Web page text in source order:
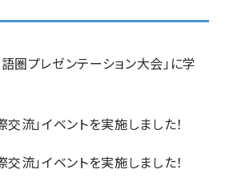
圏プレゼンテーション大会」に学
流」イベントを実施しました！
流」イベントを実施しました！